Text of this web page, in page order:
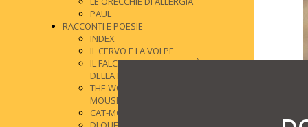
PAUL
RACCONTI E POESIE
INDEX
IL CERVO E LA VOLPE
IL FALCO CHE SI INNAMORÒ
DELLA NUVOLA
THE WORLDS OF JOE THE
MOUSE
CAT-MOON BLUES